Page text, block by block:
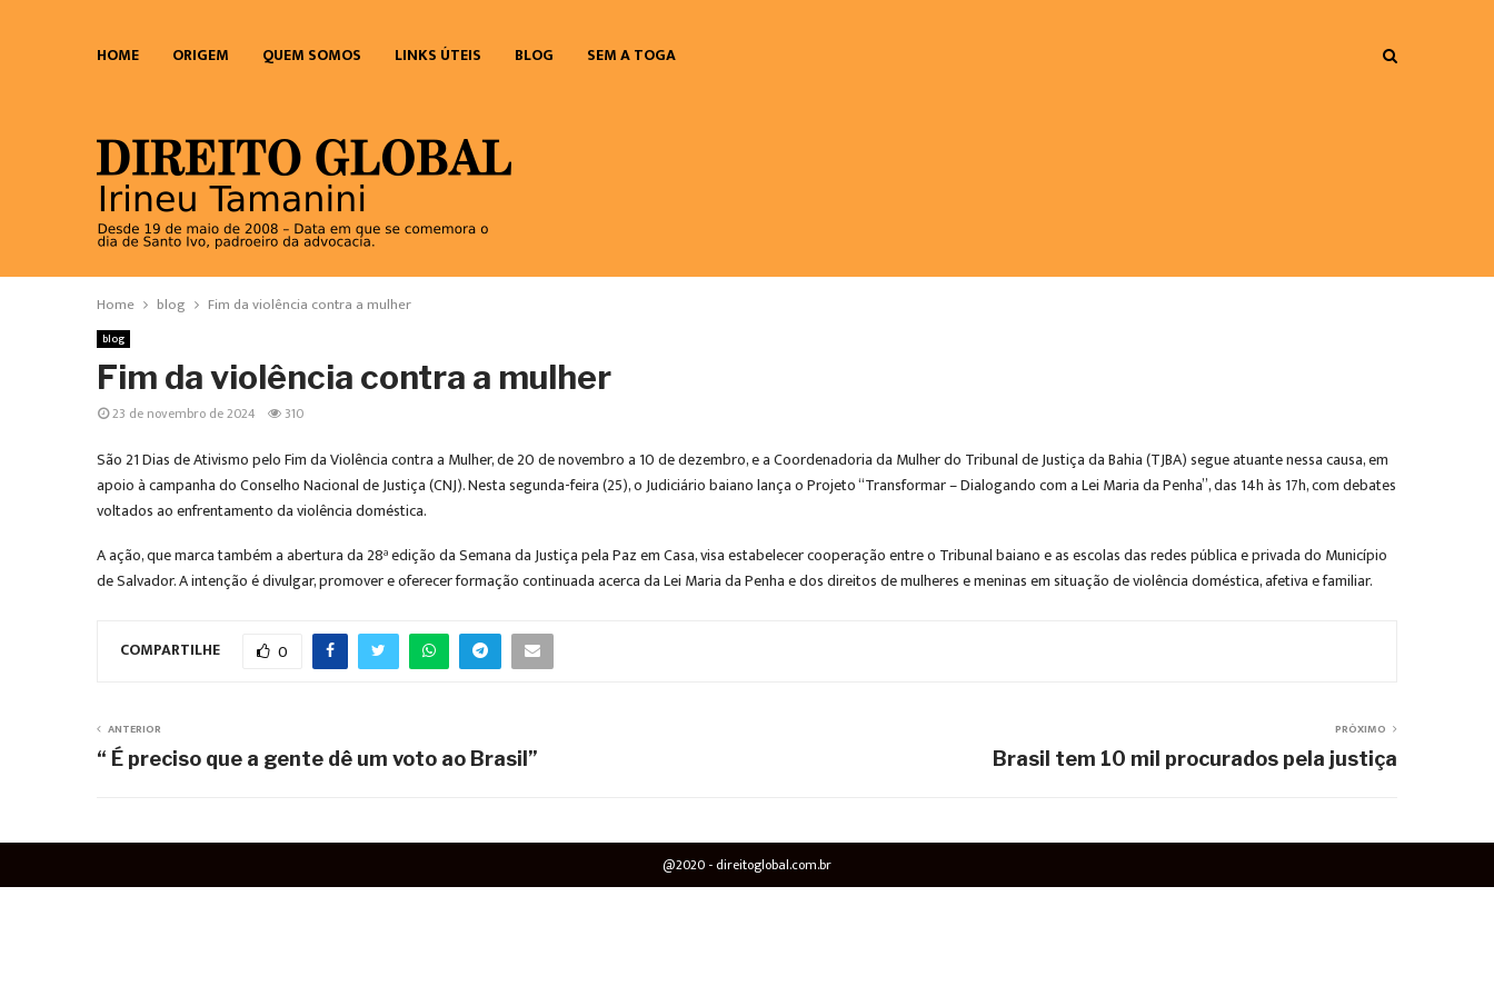
HOME ORIGEM QUEM SOMOS LINKS ÚTEIS BLOG SEM A TOGA
Home blog Fim da violência contra a mulher
blog
Fim da violência contra a mulher
23 de novembro de 2024 310
São 21 Dias de Ativismo pelo Fim da Violência contra a Mulher, de 20 de novembro a 10 de dezembro, e a Coordenadoria da Mulher do Tribunal de Justiça da Bahia (TJBA) segue atuante nessa causa, em
apoio à campanha do Conselho Nacional de Justiça (CNJ). Nesta segunda-feira (25), o Judiciário baiano lança o Projeto “Transformar – Dialogando com a Lei Maria da Penha”, das 14h às 17h, com debates
voltados ao enfrentamento da violência doméstica.
A ação, que marca também a abertura da 28ª edição da Semana da Justiça pela Paz em Casa, visa estabelecer cooperação entre o Tribunal baiano e as escolas das redes pública e privada do Município
de Salvador. A intenção é divulgar, promover e oferecer formação continuada acerca da Lei Maria da Penha e dos direitos de mulheres e meninas em situação de violência doméstica, afetiva e familiar.
COMPARTILHE 0
ANTERIOR
“ É preciso que a gente dê um voto ao Brasil”
PRÓXIMO
Brasil tem 10 mil procurados pela justiça
@2020 - direitoglobal.com.br